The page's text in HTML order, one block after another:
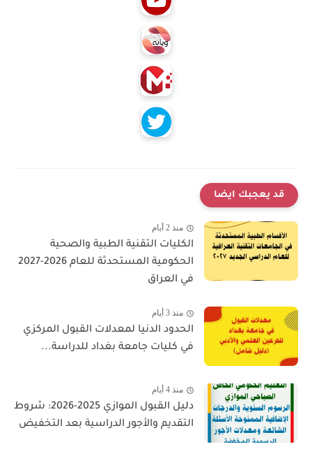
قد يعجبك ايضا
منذ 2 أيام
الكليات التقنية الطبية والصحية
الحكومية المستحدثة للعام 2026-2027
في العراق
منذ 3 أيام
الحدود الدنيا لمعدلات القبول المركزي
في كليات جامعة بغداد للدراسة...
منذ 4 أيام
دليل القبول الموازي 2025-2026: شروط
التقديم والأجور الدراسية بعد التخفيض